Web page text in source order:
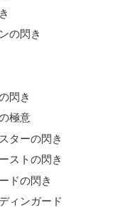
の閃き
閃き
極意
ターの閃き
ストの閃き
ドの閃き
ィンガード